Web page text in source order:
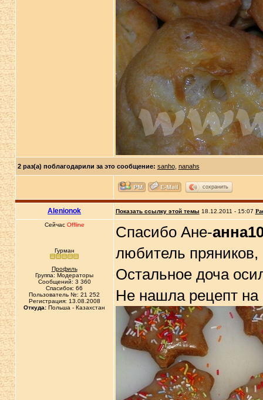
2 раз(а) поблагодарили за это сообщение: sanho, nanahs
сохранить
Alenionok Показать ссылку этой темы 18.12.2011 - 15:07
Сейчас Offline
Гурман
Профиль
Группа: Модераторы
Сообщений: 3 360
Спасибок: 66
Пользователь №: 21 252
Регистрация: 13.08.2008
Откуда: Польша - Казахстан
Спасибо Ане-
любитель пряников,
Остальное доча
Не нашла рецепт на